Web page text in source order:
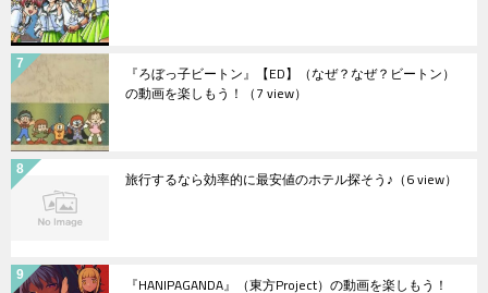
『ろぼっ子ビートン』【ED】（なぜ？なぜ？ビートン）
の動画を楽しもう！ （7 view）
旅行するなら効率的に最安値のホテル探そう♪ （6 view）
『HANIPAGANDA』（東方Project）の動画を楽しもう！